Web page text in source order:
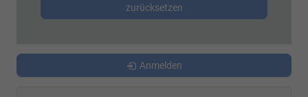
zurücksetzen
Anmelden